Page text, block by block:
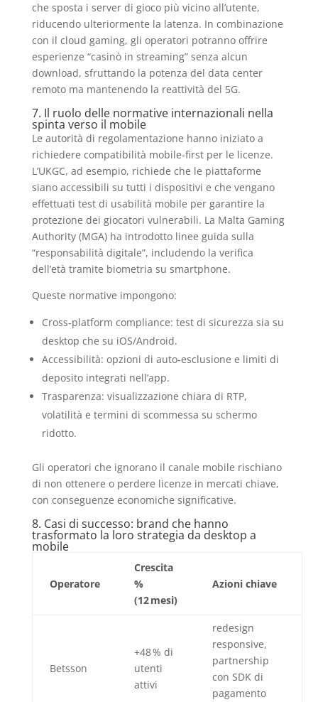
che sposta i server di gioco più vicino all’utente,
riducendo ulteriormente la latenza. In combinazione
con il cloud gaming, gli operatori potranno offrire
esperienze “casinò in streaming” senza alcun
download, sfruttando la potenza del data center
remoto ma mantenendo la reattività del 5G.
7. Il ruolo delle normative internazionali nella
spinta verso il mobile
Le autorità di regolamentazione hanno iniziato a
richiedere compatibilità mobile‑first per le licenze.
L’UKGC, ad esempio, richiede che le piattaforme
siano accessibili su tutti i dispositivi e che vengano
effettuati test di usabilità mobile per garantire la
protezione dei giocatori vulnerabili. La Malta Gaming
Authority (MGA) ha introdotto linee guida sulla
“responsabilità digitale”, includendo la verifica
dell’età tramite biometria su smartphone.
Queste normative impongono:
Cross‑platform compliance: test di sicurezza sia su
desktop che su iOS/Android.
Accessibilità: opzioni di auto‑esclusione e limiti di
deposito integrati nell’app.
Trasparenza: visualizzazione chiara di RTP,
volatilità e termini di scommessa su schermo
ridotto.
Gli operatori che ignorano il canale mobile rischiano
di non ottenere o perdere licenze in mercati chiave,
con conseguenze economiche significative.
8. Casi di successo: brand che hanno
trasformato la loro strategia da desktop a
mobile
Operatore
Crescita
%
(12 mesi)
Azioni chiave
Betsson
+48 % di
utenti
attivi
redesign
responsive,
partnership
con SDK di
pagamento